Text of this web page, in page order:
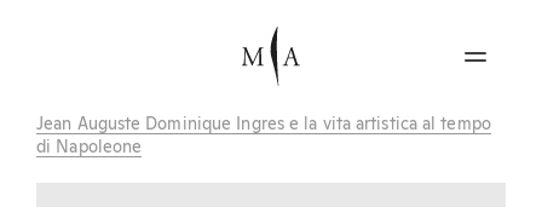
Jean Auguste Dominique Ingres e la vita artistica al tempo
di Napoleone